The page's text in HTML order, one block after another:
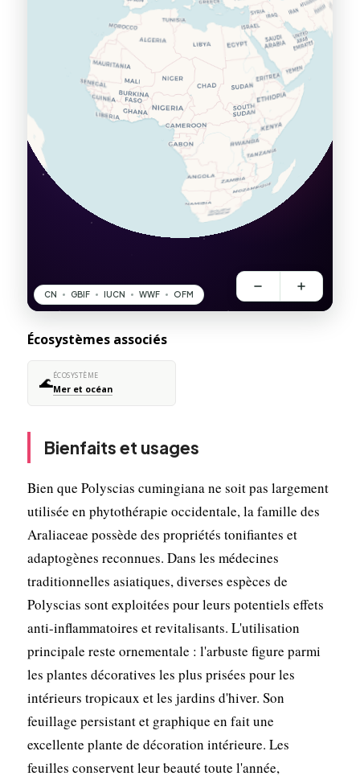
Écosystèmes associés
🌊ÉCOSYSTÈME
Mer et océan
Bienfaits et usages
Bien que Polyscias cumingiana ne soit pas largement
utilisée en phytothérapie occidentale, la famille des
Araliaceae possède des propriétés tonifiantes et
adaptogènes reconnues. Dans les médecines
traditionnelles asiatiques, diverses espèces de
Polyscias sont exploitées pour leurs potentiels effets
anti-inflammatoires et revitalisants. L'utilisation
principale reste ornementale : l'arbuste figure parmi
les plantes décoratives les plus prisées pour les
intérieurs tropicaux et les jardins d'hiver. Son
feuillage persistant et graphique en fait une
excellente plante de décoration intérieure. Les
feuilles conservent leur beauté toute l'année,